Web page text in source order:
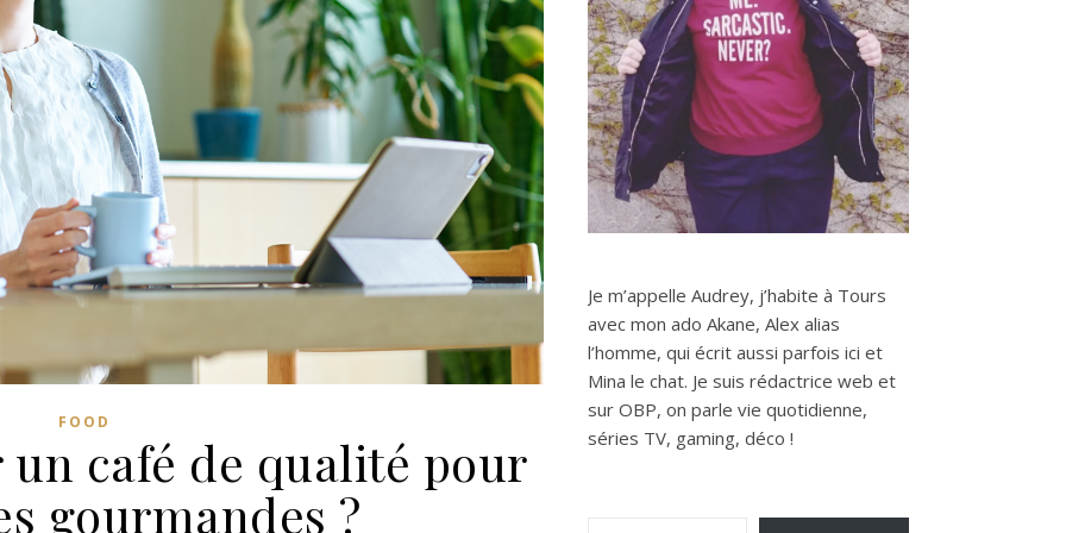
FOOD
café de qualité pour
gourmandes ?
Je m’appelle Audrey, j’habite à Tours
avec mon ado Akane, Alex alias
l’homme, qui écrit aussi parfois ici et
Mina le chat. Je suis rédactrice web et
sur OBP, on parle vie quotidienne,
séries TV, gaming, déco !
Saisissez votre adresse e-mail…